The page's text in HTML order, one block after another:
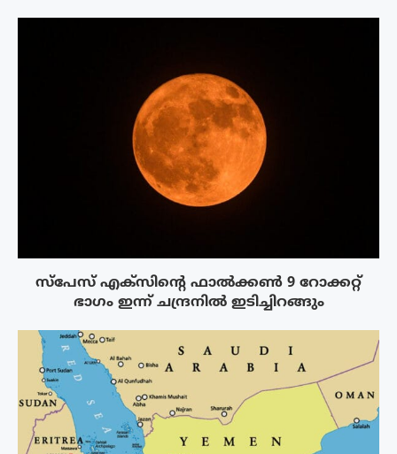
സ്‌പേസ് എക്‌സിൻ്റെ ഫാൽക്കൺ 9 റോക്കറ്റ്
ഭാഗം ഇന്ന് ചന്ദ്രനിൽ ഇടിച്ചിറങ്ങും